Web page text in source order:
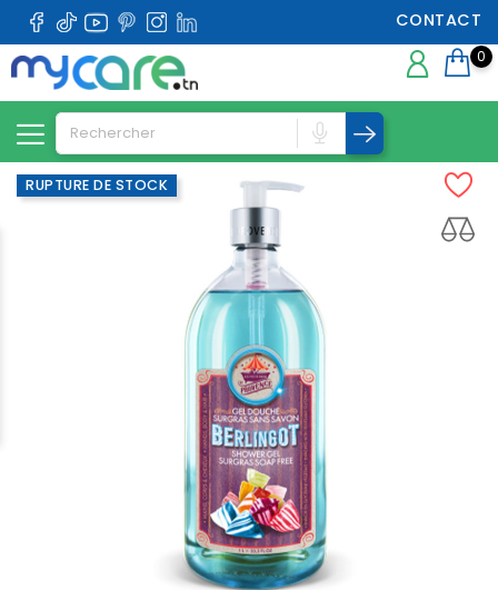
CONTACT
0
RUPTURE DE STOCK